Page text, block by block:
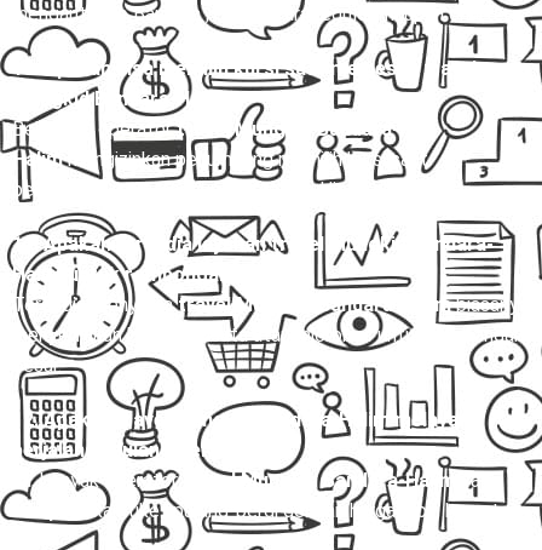
mengantar ke Bandara , baik secara reguler maupun charter.
10. Apakah bisa memilih kursi saat memesan travel
Mungkid Bandara-Halim?
Beberapa operatortravel Mungkid Bandara-
Halimmengizinkan penumpang memilih kursi saat
pemesanan, terutama untuk armada Hiace dan Elf.
11. Apakah tersedia layanan travel Mungkid Bandara-
Halim untuk rombongan besar?
Tersedia. Penyediatravel Mungkid Bandara-Halimbiasanya
menyediakan bus pariwisata atau microbus untuk rombongan
besar.
12. Apakah travel Mungkid Bandara-Halim melayani
perjalanan pulang-pergi (PP)?
Ya, banyak operator
travel Mungkid Bandara-Halim
yang
menyediakan tiket pulang-pergi dengan harga lebih hemat.